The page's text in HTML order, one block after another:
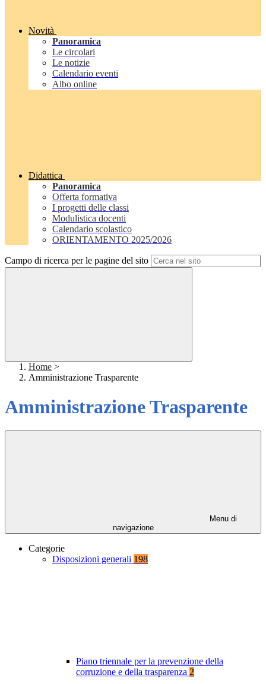
Novità
Panoramica
Le circolari
Le notizie
Calendario eventi
Albo online
Didattica
Panoramica
Offerta formativa
I progetti delle classi
Modulistica docenti
Calendario scolastico
ORIENTAMENTO 2025/2026
Campo di ricerca per le pagine del sito
Home >
Amministrazione Trasparente
Amministrazione Trasparente
Menu di
navigazione
Categorie
Disposizioni generali 198
Piano triennale per la prevenzione della
corruzione e della trasparenza 2